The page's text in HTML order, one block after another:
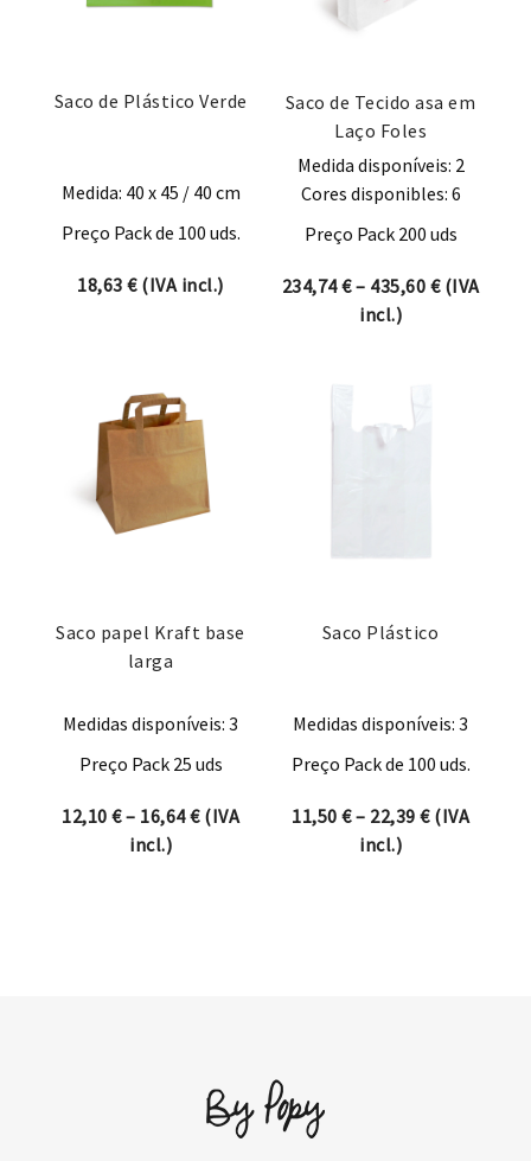
Saco de Plástico Verde
Medida: 40 x 45 / 40 cm
Preço Pack de 100 uds.
18,63€(IVA incl.)
Saco de Tecido asa em
Laço Foles
Medida disponíveis: 2
Cores disponibles: 6
Preço Pack 200 uds
234,74€– 435,60 €Price
(IVA
incl.)
Saco papel Kraft base
larga
Medidas disponíveis: 3
Preço Pack 25 uds
12,10 €– 16,64€Price range: 12,10 € through 16,64 €
(IVA
incl.)
Saco Plástico
Medidas disponíveis: 3
Preço Pack de 100 uds.
11,50 €– 22,39 €Price
(IVA
incl.)